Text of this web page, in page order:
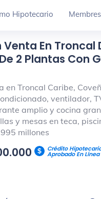
Hipotecario
Venta En Troncal
2 Plantas Con
en Troncal Caribe,
ventilador,
amplio y cocina
y mesas en teca,
millones
Crédito
Aprobado En Línea